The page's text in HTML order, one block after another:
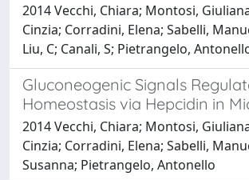
2014 Vecchi, Chiara; Montosi,
Cinzia; Corradini, Elena; Sabelli,
Liu, C; Canali, S; Pietrangelo,
Gluconeogenic Signals
Homeostasis via Hepcidin in
2014 Vecchi, Chiara; Montosi,
Cinzia; Corradini, Elena; Sabelli,
Susanna; Pietrangelo, Antonello